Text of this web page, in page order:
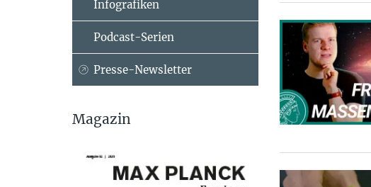
Infografiken
Podcast-Serien
Presse-Newsletter
Magazin